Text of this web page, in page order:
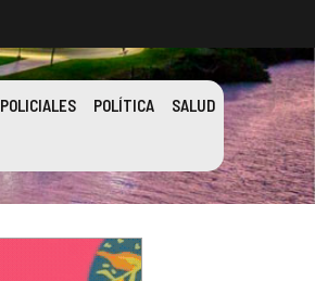
POLICIALES POLÍTICA SALUD